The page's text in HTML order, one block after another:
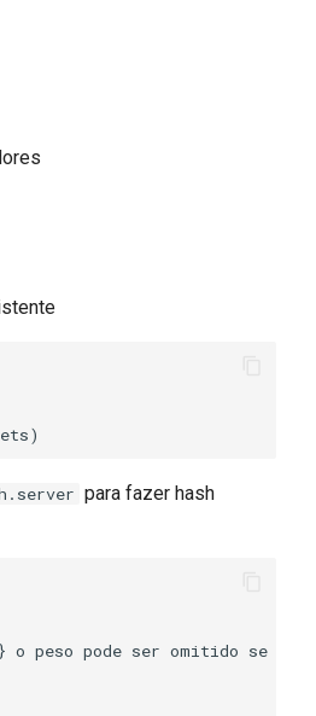
para fazer hash
peso pode ser omitido se for 1